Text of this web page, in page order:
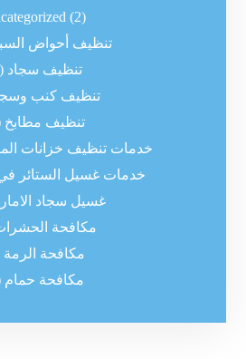
(2)
تنظيف أحواض
تنظيف سجاد
تنظيف كنب
تنظيف مطابخ
خدمات تنظيف خزانات
خدمات غسيل الستائر في
غسيل سجاد
مكافحة
مكافحة الرمة
مكافحة حمام